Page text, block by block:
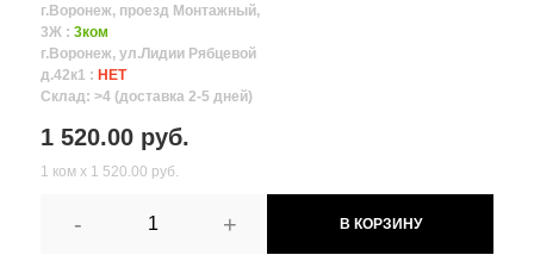
г.Воронеж, проезд Монтажный,
3Ж : 3ком
г.Воронеж, ул.Лидии Рябцевой
д.42к1 : НЕТ
Склад: >4 (доставка 2-5 дней)
1 520.00 руб.
1 ком х 1 520.00 руб.
- + В КОРЗИНУ